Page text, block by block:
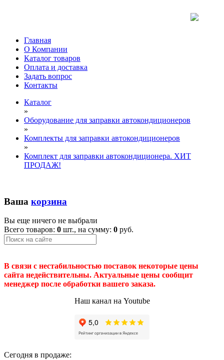
Главная
О Компании
Каталог товаров
Оплата и доставка
Задать вопрос
Контакты
Каталог
»
Оборудование для заправки автокондиционеров
»
Комплекты для заправки автокондиционеров
»
Комплект для заправки автокондиционера. ХИТ
ПРОДАЖ!
Ваша корзина
Вы еще ничего не выбрали
Всего товаров: 0 шт., на сумму: 0 руб.
В связи с нестабильностью поставок некоторые цены
сайта недействительны. Актуальные цены сообщит
менеджер после обработки вашего заказа.
Наш канал на Youtube
Сегодня в продаже: